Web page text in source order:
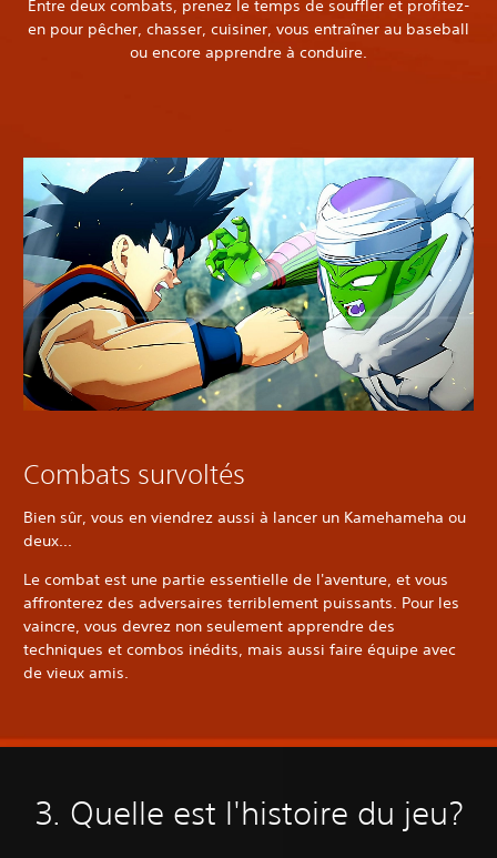
Entre deux combats, prenez le temps de souffler et profitez-
en pour pêcher, chasser, cuisiner, vous entraîner au baseball
ou encore apprendre à conduire.
Combats survoltés
Bien sûr, vous en viendrez aussi à lancer un Kamehameha ou
deux...
Le combat est une partie essentielle de l'aventure, et vous
affronterez des adversaires terriblement puissants. Pour les
vaincre, vous devrez non seulement apprendre des
techniques et combos inédits, mais aussi faire équipe avec
de vieux amis.
3. Quelle est l'histoire du jeu?